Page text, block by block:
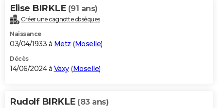
Elise BIRKLE (91 ans)
Créer une cagnotte obsèques
Naissance
03/04/1933 à Metz (Moselle)
Décès
14/06/2024 à Vaxy(Moselle)
Rudolf BIRKLE (83 ans)